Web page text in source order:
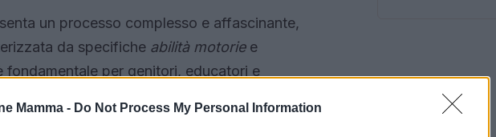
Mamma - Do Not Process My Personal Information
un processo complesso e affascinante,
da specifiche abilità motoriee
per genitori, educatori e
di monitorare il progresso e intervenire in